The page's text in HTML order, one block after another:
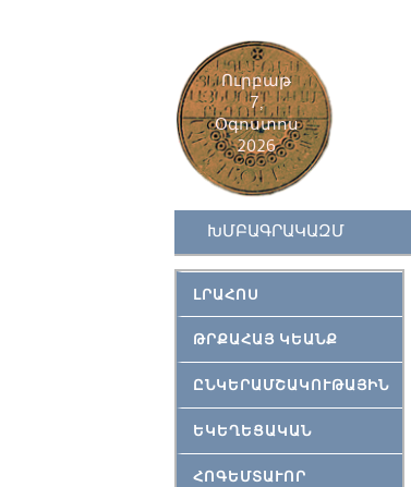
Ուրբաթ
7,
Օգոստոս
2026
ԽՄԲԱԳՐԱԿԱԶՄ
ԼՐԱՀՈՍ
ԹՐՔԱՀԱՅ ԿԵԱՆՔ
ԸՆԿԵՐԱՄՇԱԿՈՒԹԱՅԻՆ
ԵԿԵՂԵՑԱԿԱՆ
ՀՈԳԵՄՏԱՒՈՐ